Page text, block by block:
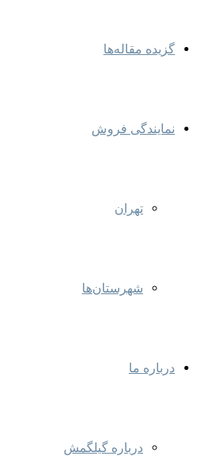
گزیده مقاله‌ها
نمایندگی‌ فروش
تهران
شهرستان‌ها
درباره ما
درباره گیلگمش